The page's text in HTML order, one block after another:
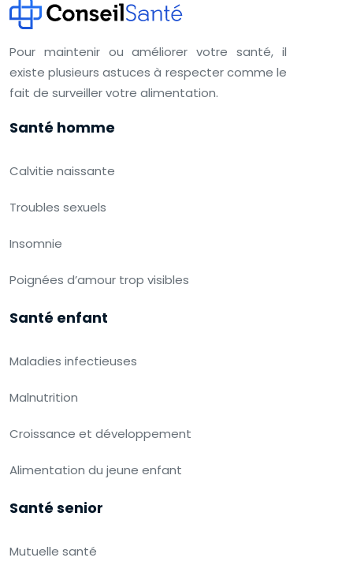
Pour maintenir ou améliorer votre santé, il
existe plusieurs astuces à respecter comme le
fait de surveiller votre alimentation.
Santé homme
Calvitie naissante
Troubles sexuels
Insomnie
Poignées d’amour trop visibles
Santé enfant
Maladies infectieuses
Malnutrition
Croissance et développement
Alimentation du jeune enfant
Santé senior
Mutuelle santé